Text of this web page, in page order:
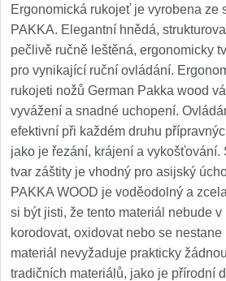
Ergonomická rukojeť je vyrobena ze
PAKKA. Elegantní hnědá,
pečlivě ručně leštěná, ergonomicky
pro vynikající ruční ovládání.
rukojeti nožů German Pakka wood
vyvážení a snadné uchopení.
efektivní při každém druhu
jako je řezání, krájení a vykošťování.
tvar záštity je vhodný pro asijský
PAKKA WOOD je voděodolný a
si být jisti, že tento materiál nebude v
korodovat, oxidovat nebo se
materiál nevyžaduje prakticky
tradičních materiálů, jako je přírodní